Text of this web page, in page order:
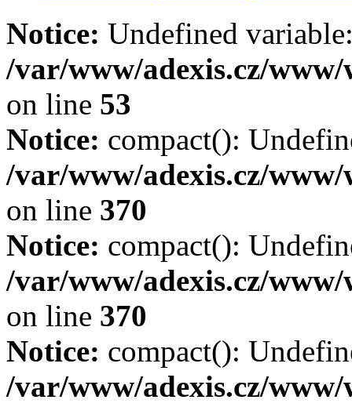
Notice: Undefined
/var/www/adexis.cz/
on line 53
Notice: compact():
/var/www/adexis.cz/
on line 370
Notice: compact():
/var/www/adexis.cz/
on line 370
Notice: compact():
/var/www/adexis.cz/